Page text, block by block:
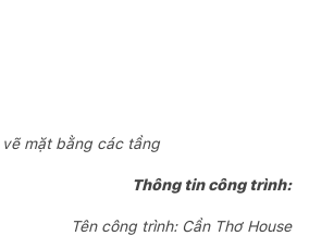
vẽ mặt bằng các tầng
Thông tin công trình:
Tên công trình: Cần Thơ House